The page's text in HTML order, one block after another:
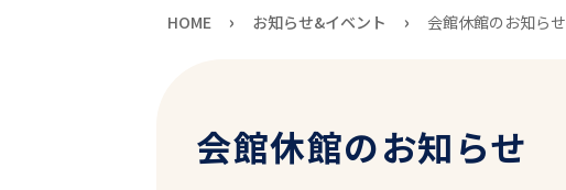
HOME › お知らせ&イベント › 会館休館のお知らせ
会館休館のお知らせ